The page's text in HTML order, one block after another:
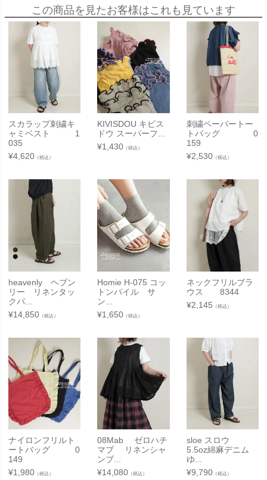
この商品を見たお客様はこれも見ています
スカラップ刺繍キ
ャミベスト 1
035
¥4,620 （税込）
KIVISDOU キビス
ドウ スーパーフ...
¥1,430 （税込）
刺繍ペーパートー
トバッグ 0
159
¥2,530（税込）
heavenly ヘブン
リー リネンタッ
クパ...
¥14,850 （税込）
Homie H-075 コッ
トンパイル サ
ン...
¥1,650 （税込）
ネックフリルブラ
ウス 8344
¥2,145 （税込）
ナイロンフリルト
ートバッグ 0
149
¥1,980 （税込）
08Mab ゼロハチ
マブ リネンシャ
ンブ...
¥14,080 （税込）
sloe スロウ
5.5oz綿麻デニム
ゆ...
¥9,790（税込）